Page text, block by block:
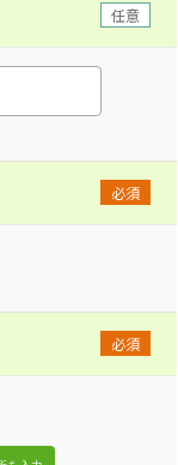
任意
必須
必須